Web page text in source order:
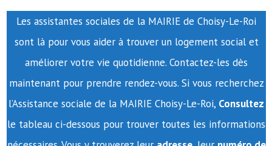
Les assistantes sociales de la MAIRIE de Choisy-Le-Roi
sont là pour vous aider à trouver un logement social et
améliorer votre vie quotidienne. Contactez-les dès
maintenant pour prendre rendez-vous. Si vous recherchez
l’Assistance sociale de la MAIRIE Choisy-Le-Roi, Consultez
le tableau ci-dessous pour trouver toutes les informations